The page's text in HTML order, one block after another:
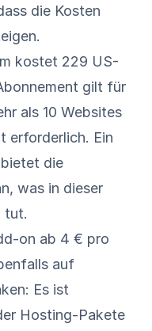
die Kosten
kostet 229 US-
gilt für
als 10 Websites
erforderlich. Ein
die
was in dieser
tut.
on ab 4 € pro
auf
Es ist
Hosting-Pakete